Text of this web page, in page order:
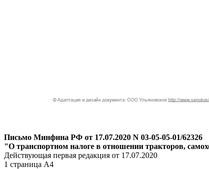
Письмо Минфина РФ от 17.07.2020 N 03-05-05-01/62326
"О транспортном налоге в отношении тракторов,
Действующая первая редакция от 17.07.2020
1 страница А4